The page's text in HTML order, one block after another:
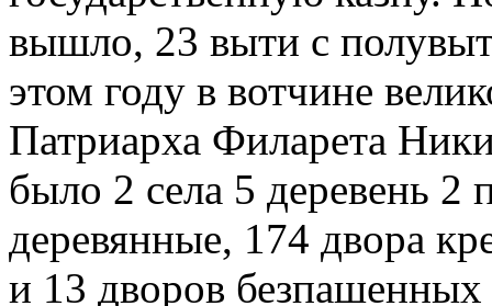
вышло, 23 выти с
этом году в вотчине
Патриарха Филарета
было 2 села 5 деревень 2
деревянные, 174 двора
и 13 дворов